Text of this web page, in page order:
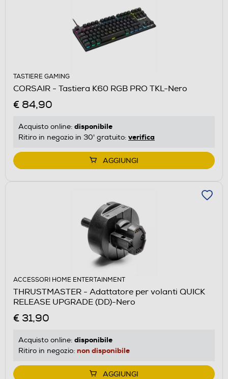
TASTIERE GAMING
CORSAIR - Tastiera K60 RGB PRO TKL-Nero
€ 84,90
Acquisto online: disponibile
Ritiro in negozio in 30' gratuito: verifica
AGGIUNGI
ACCESSORI HOME ENTERTAINMENT
THRUSTMASTER - Adattatore per volanti QUICK
RELEASE UPGRADE (DD)-Nero
€ 31,90
Acquisto online: disponibile
Ritiro in negozio: non disponibile
AGGIUNGI